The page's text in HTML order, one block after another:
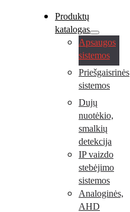
Produktų
katalogas
Apsaugos
sistemos
Priešgaisrinės
sistemos
Dujų
nuotėkio,
smalkių
detekcija
IP vaizdo
stebėjimo
sistemos
Analoginės,
AHD